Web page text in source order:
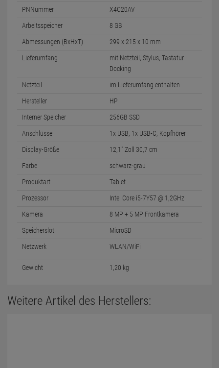
PNNummer X4C20AV
Arbeitsspeicher 8 GB
Abmessungen (BxHxT) 299 x 215 x 10 mm
Lieferumfang
mit Netzteil, Stylus, Tastatur
Docking
Netzteil im Lieferumfang enthalten
Hersteller HP
Interner Speicher 256GB SSD
Anschlüsse 1x USB, 1x USB-C, Kopfhörer
Display-Größe 12,1" Zoll 30,7 cm
Farbe schwarz-grau
Produktart Tablet
Prozessor Intel Core i5-7Y57 @ 1,2GHz
Kamera 8 MP + 5 MP Frontkamera
Speicherslot MicroSD
Netzwerk WLAN/WiFi
Gewicht 1,20 kg
Weitere Artikel des Herstellers: